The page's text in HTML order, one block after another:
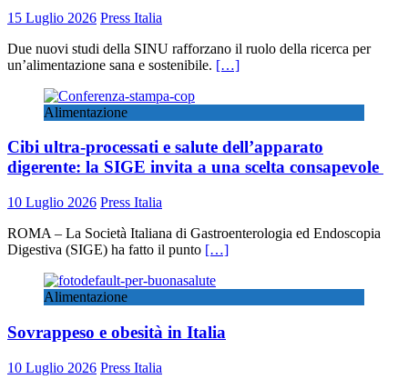
15 Luglio 2026 Press Italia
Due nuovi studi della SINU rafforzano il ruolo della ricerca per
un’alimentazione sana e sostenibile. […]
Alimentazione
Cibi ultra-processati e salute dell’apparato
digerente: la SIGE invita a una scelta consapevole
10 Luglio 2026 Press Italia
ROMA – La Società Italiana di Gastroenterologia ed Endoscopia
Digestiva (SIGE) ha fatto il punto […]
Alimentazione
Sovrappeso e obesità in Italia
10 Luglio 2026 Press Italia